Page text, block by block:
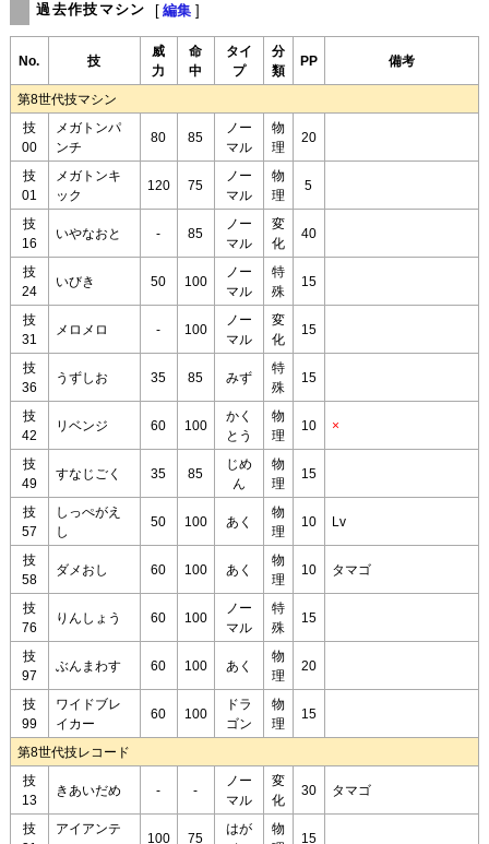
過去作技マシン [ 編集 ]
No. 技
威
力
命
中
タイ
プ
分
類
PP 備考
第8世代技マシン
技
00
メガトンパ
ンチ
80 85
ノー
マル
物
理
20
技
01
メガトンキ
ック
120 75
ノー
マル
物
理
5
技
16
いやなおと - 85
ノー
マル
変
化
40
技
24
いびき 50 100
ノー
マル
特
殊
15
技
31
メロメロ - 100
ノー
マル
変
化
15
技
36
うずしお 35 85 みず
特
殊
15
技
42
リベンジ 60 100
かく
とう
物
理
10 ×
技
49
すなじごく 35 85
じめ
ん
物
理
15
技
57
しっぺがえ
し
50 100 あく
物
理
10 Lv
技
58
ダメおし 60 100 あく
物
理
10 タマゴ
技
76
りんしょう 60 100
ノー
マル
特
殊
15
技
97
ぶんまわす 60 100 あく
物
理
20
技
99
ワイドブレ
イカー
60 100
ドラ
ゴン
物
理
15
第8世代技レコード
技
13
きあいだめ - -
ノー
マル
変
化
30 タマゴ
技
アイアンテ
100 75
はが
物
15